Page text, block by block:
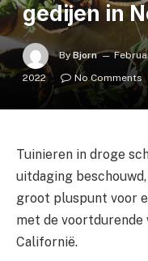
gedijen in
By Bjorn
2022
No Comments
Tuinieren in droge
uitdaging
groot pluspunt voor
met de
Californië.